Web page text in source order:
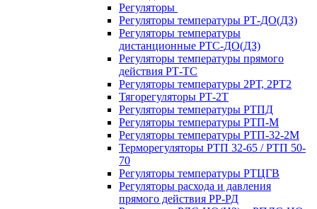
Регуляторы
Регуляторы температуры РТ-ДО(ДЗ)
Регуляторы температуры
дистанционные РТС-ДО(ДЗ)
Регуляторы температуры прямого
действия РТ-ТС
Регуляторы температуры 2РТ, 2РT2
Тягорегуляторы РТ-2Т
Регуляторы температуры РТПД
Регуляторы температуры РТП-M
Регуляторы температуры РТП-32-2М
Терморегуляторы РТП 32-65 / РТП 50-
70
Регуляторы температуры РТЦГВ
Регуляторы расхода и давления
прямого действия РР-РД